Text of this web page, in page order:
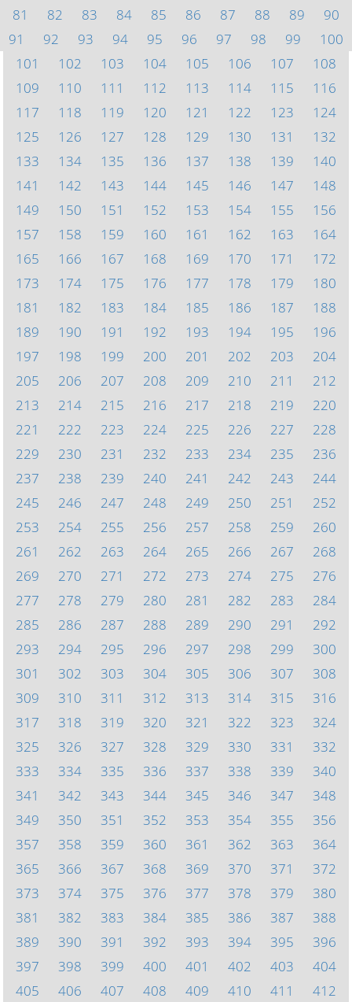
81
82 83 84 85 86 87 88 89
90
91
92 93 94 95 96 97 98 99
100
101
102 103 104 105 106 107
108
109
110 111 112 113 114 115
116
117
118 119 120 121 122 123
124
125
126 127 128 129 130 131
132
133
134 135 136 137 138 139
140
141
142 143 144 145 146 147
148
149
150 151 152 153 154 155
156
157
158 159 160 161 162 163
164
165
166 167 168 169 170 171
172
173
174 175 176 177 178 179
180
181
182 183 184 185 186 187
188
189
190 191 192 193 194 195
196
197
198 199 200 201 202 203
204
205
206 207 208 209 210 211
212
213
214 215 216 217 218 219
220
221
222 223 224 225 226 227
228
229
230 231 232 233 234 235
236
237
238 239 240 241 242 243
244
245
246 247 248 249 250 251
252
253
254 255 256 257 258 259
260
261
262 263 264 265 266 267
268
269
270 271 272 273 274 275
276
277
278 279 280 281 282 283
284
285
286 287 288 289 290 291
292
293
294 295 296 297 298 299
300
301
302 303 304 305 306 307
308
309
310 311 312 313 314 315
316
317
318 319 320 321 322 323
324
325
326 327 328 329 330 331
332
333
334 335 336 337 338 339
340
341
342 343 344 345 346 347
348
349
350 351 352 353 354 355
356
357
358 359 360 361 362 363
364
365
366 367 368 369 370 371
372
373
374 375 376 377 378 379
380
381
382 383 384 385 386 387
388
389
390 391 392 393 394 395
396
397
398 399 400 401 402 403
404
405
406 407 408 409 410 411 412